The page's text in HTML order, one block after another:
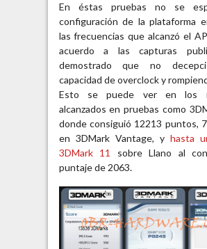
En éstas pruebas no se
configuración de la plataforma
las frecuencias que alcanzó el
acuerdo a las capturas
demostrado que no
capacidad de overclock y
Esto se puede ver en los
alcanzados en pruebas como
donde consiguió 12213 puntos,
en 3DMark Vantage, y hasta
3DMark 11
sobre Llano al
puntaje de 2063.